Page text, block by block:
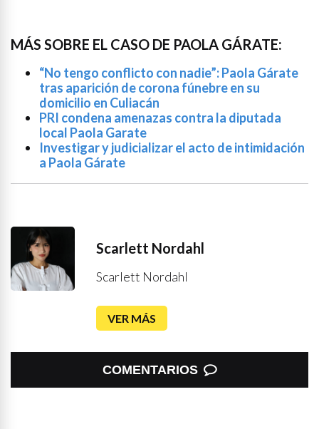
MÁS SOBRE EL CASO DE PAOLA GÁRATE:
“No tengo conflicto con nadie”: Paola Gárate
tras aparición de corona fúnebre en su
domicilio en Culiacán
PRI condena amenazas contra la diputada
local Paola Garate
Investigar y judicializar el acto de intimidación
a Paola Gárate
Scarlett Nordahl
Scarlett Nordahl
VER MÁS
COMENTARIOS